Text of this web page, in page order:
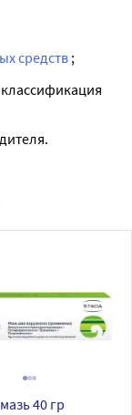
средств ;
40 гр